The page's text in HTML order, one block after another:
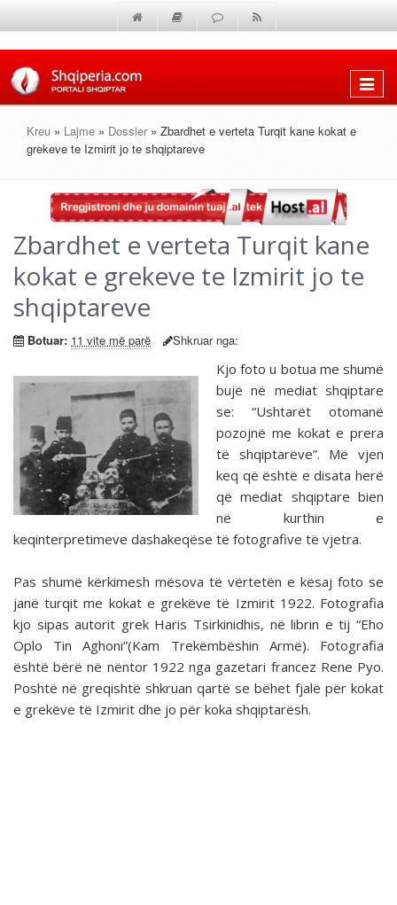
Shfaq
Kreu » Lajme » Dossier » Zbardhet e verteta Turqit kane kokat e
grekeve te Izmirit jo te shqiptareve
Zbardhet e verteta Turqit kane
kokat e grekeve te Izmirit jo te
shqiptareve
Botuar: 11 vite më parë Shkruar nga:
Kjo foto u botua me shumë
bujë në mediat shqiptare
se: “Ushtarët otomanë
pozojnë me kokat e prera
të shqiptarëve”. Më vjen
keq që është e disata herë
që mediat shqiptare bien
në kurthin e
keqinterpretimeve dashakeqëse të fotografive të vjetra.
Pas shumë kërkimesh mësova të vërtetën e kësaj foto se
janë turqit me kokat e grekëve të Izmirit 1922. Fotografia
kjo sipas autorit grek Haris Tsirkinidhis, në librin e tij “Eho
Oplo Tin Aghoni”(Kam Trekëmbëshin Armë). Fotografia
është bërë në nëntor 1922 nga gazetari francez Rene Pyo.
Poshtë në greqishtë shkruan qartë se bëhet fjalë për kokat
e grekëve të Izmirit dhe jo për koka shqiptarësh.